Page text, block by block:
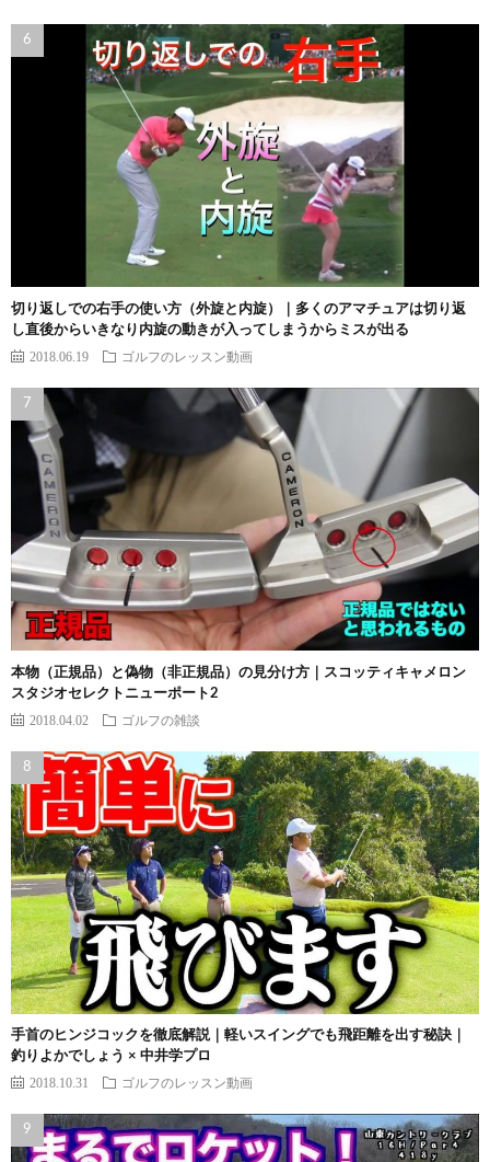
切り返しでの右手の使い方（外旋と内旋）｜多くのアマチュアは切り返
し直後からいきなり内旋の動きが入ってしまうからミスが出る
2018.06.19 ゴルフのレッスン動画
本物（正規品）と偽物（非正規品）の見分け方｜スコッティキャメロン
スタジオセレクトニューポート2
2018.04.02 ゴルフの雑談
手首のヒンジコックを徹底解説｜軽いスイングでも飛距離を出す秘訣｜
釣りよかでしょう × 中井学プロ
2018.10.31 ゴルフのレッスン動画